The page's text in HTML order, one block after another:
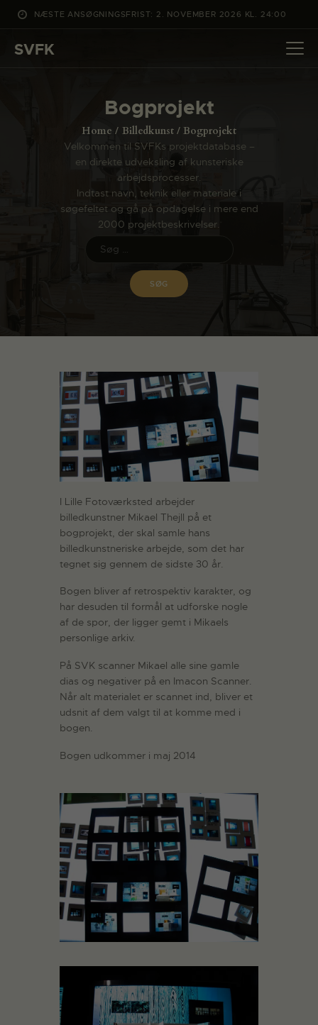
NÆSTE ANSØGNINGSFRIST: 2. NOVEMBER 2026 KL. 24:00
SVFK
Bogprojekt
Home Billedkunst Bogprojekt
Velkommen til SVFKs projektdatabase –
en direkte udveksling af kunsteriske
arbejdsprocesser.
Indtast navn, teknik eller materiale i
søgefeltet og gå på opdagelse i mere end
2000 projektbeskrivelser.
DET SKER
PROJEKTER
CHANNEL
ANSØG
OM SVFK
ENGLISH
I Lille Fotoværksted arbejder
billedkunstner Mikael Thejll på et
bogprojekt, der skal samle hans
billedkunstneriske arbejde, som det har
tegnet sig gennem de sidste 30 år.
Bogen bliver af retrospektiv karakter, og
har desuden til formål at udforske nogle
af de spor, der ligger gemt i Mikaels
personlige arkiv.
På SVK scanner Mikael alle sine gamle
dias og negativer på en Imacon Scanner.
Når alt materialet er scannet ind, bliver et
udsnit af dem valgt til at komme med i
bogen.
Bogen udkommer i maj 2014